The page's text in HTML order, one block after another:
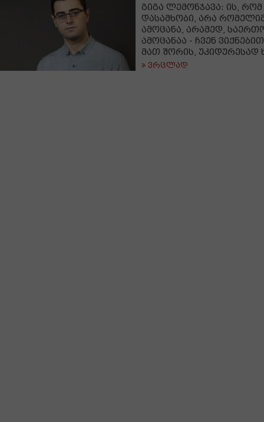
გიგა ლემონჯავა: ის, რომ
დასამხობი, არა
ამოცანა, არამედ,
ამოცანაა - ჩვენ
მათ შორის, უკიდურესად
ვრცლად